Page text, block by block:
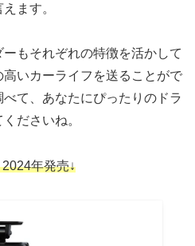
ます。
もそれぞれの特徴を活かして
いカーライフを送ることがで
て、あなたにぴったりのドラ
ださいね。
年発売↓